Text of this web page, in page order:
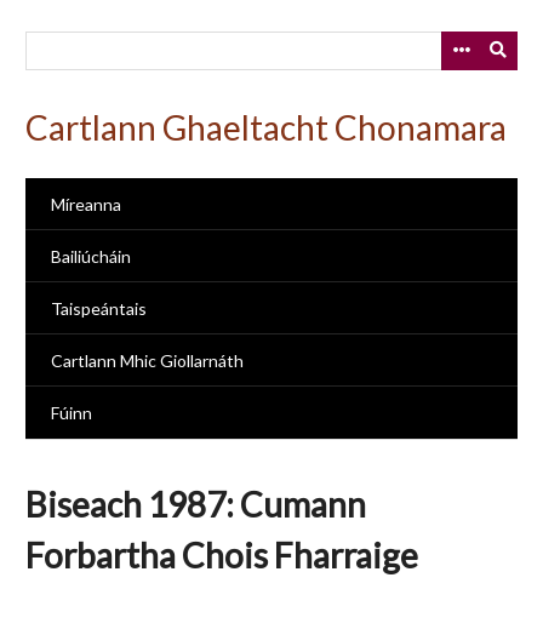
Cartlann Ghaeltacht Chonamara
Míreanna
Bailiúcháin
Taispeántais
Cartlann Mhic Giollarnáth
Fúinn
Biseach 1987: Cumann
Forbartha Chois Fharraige